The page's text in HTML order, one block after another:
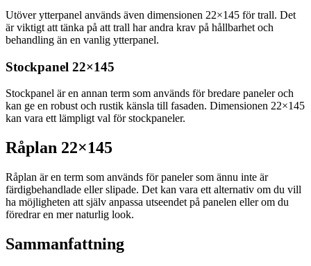
Utöver ytterpanel används även dimensionen 22×145 för trall. Det
är viktigt att tänka på att trall har andra krav på hållbarhet och
behandling än en vanlig ytterpanel.
Stockpanel 22×145
Stockpanel är en annan term som används för bredare paneler och
kan ge en robust och rustik känsla till fasaden. Dimensionen 22×145
kan vara ett lämpligt val för stockpaneler.
Råplan 22×145
Råplan är en term som används för paneler som ännu inte är
färdigbehandlade eller slipade. Det kan vara ett alternativ om du vill
ha möjligheten att själv anpassa utseendet på panelen eller om du
föredrar en mer naturlig look.
Sammanfattning